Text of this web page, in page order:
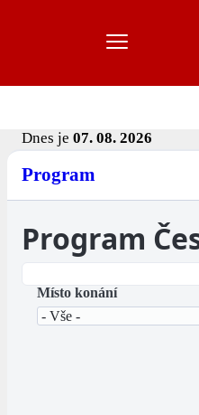
Dnes je 07. 08. 2026
Program
Program
Místo konání